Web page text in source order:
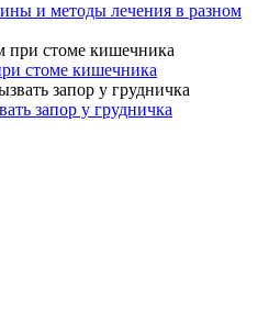
и методы лечения в разном
стоме кишечника
запор у грудничка